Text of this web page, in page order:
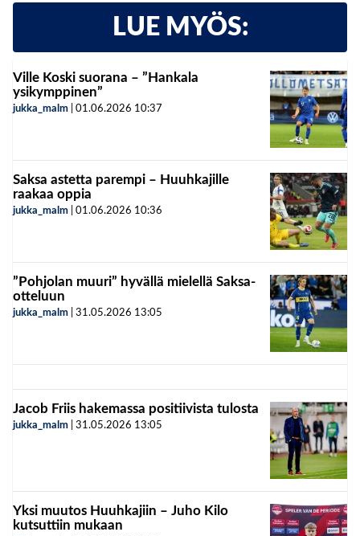
LUE MYÖS:
Ville Koski suorana – ”Hankala
ysikymppinen”
jukka_malm 01.06.2026 10:37
Saksa astetta parempi – Huuhkajille
raakaa oppia
jukka_malm 01.06.2026 10:36
”Pohjolan muuri” hyvällä mielellä Saksa-
otteluun
jukka_malm 31.05.2026 13:05
Jacob Friis hakemassa positiivista tulosta
jukka_malm 31.05.2026 13:05
Yksi muutos Huuhkajiin – Juho Kilo
kutsuttiin mukaan